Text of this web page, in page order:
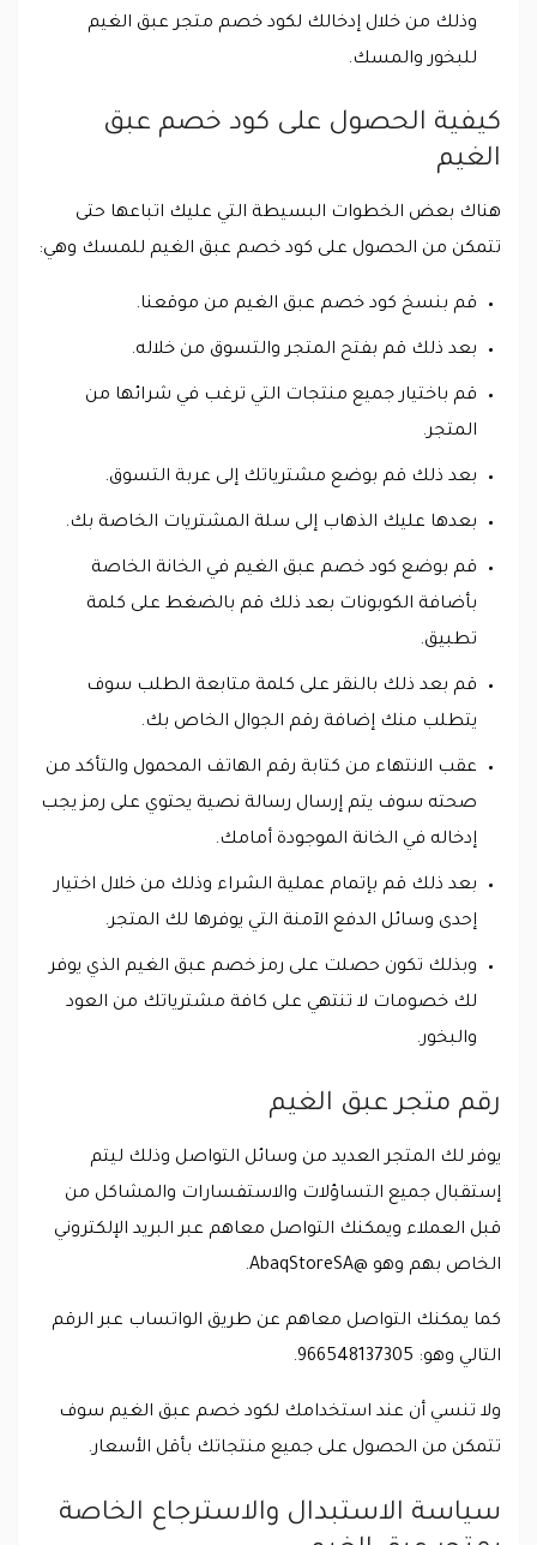
وذلك من خلال إدخالك لكود خصم متجر عبق الغيم
للبخور والمسك.
كيفية الحصول على كود خصم عبق
الغيم
هناك بعض الخطوات البسيطة التي عليك اتباعها حتى
تتمكن من الحصول على كود خصم عبق الغيم للمسك وهي:
قم بنسخ كود خصم عبق الغيم من موقعنا.
بعد ذلك قم بفتح المتجر والتسوق من خلاله.
قم باختيار جميع منتجات التي ترغب في شرائها من
المتجر.
بعد ذلك قم بوضع مشترياتك إلى عربة التسوق.
بعدها عليك الذهاب إلى سلة المشتريات الخاصة بك.
قم بوضع كود خصم عبق الغيم في الخانة الخاصة
بأضافة الكوبونات بعد ذلك قم بالضغط على كلمة
تطبيق.
قم بعد ذلك بالنقر على كلمة متابعة الطلب سوف
يتطلب منك إضافة رقم الجوال الخاص بك.
عقب الانتهاء من كتابة رقم الهاتف المحمول والتأكد من
صحته سوف يتم إرسال رسالة نصية يحتوي على رمز يجب
إدخاله في الخانة الموجودة أمامك.
بعد ذلك قم بإتمام عملية الشراء وذلك من خلال اختيار
إحدى وسائل الدفع الآمنة التي يوفرها لك المتجر.
وبذلك تكون حصلت على رمز خصم عبق الغيم الذي يوفر
لك خصومات لا تنتهي على كافة مشترياتك من العود
والبخور.
رقم متجر عبق الغيم
يوفر لك المتجر العديد من وسائل التواصل وذلك ليتم
إستقبال جميع التساؤلات والاستفسارات والمشاكل من
قبل العملاء ويمكنك التواصل معاهم عبر البريد الإلكتروني
الخاص بهم وهو @AbaqStoreSA.
كما يمكنك التواصل معاهم عن طريق الواتساب عبر الرقم
التالي وهو: 966548137305.
ولا تنسي أن عند استخدامك لكود خصم عبق الغيم سوف
تتمكن من الحصول على جميع منتجاتك بأقل الأسعار.
سياسة الاستبدال والاسترجاع الخاصة